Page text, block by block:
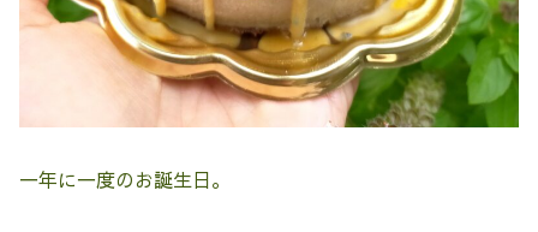
一年に一度のお誕生日。